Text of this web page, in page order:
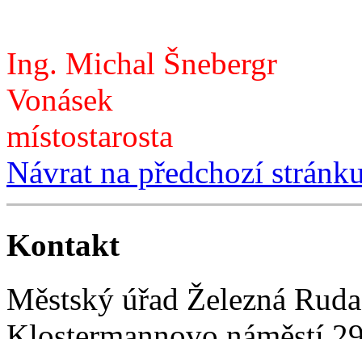
Ing. Michal Šnebergr
Vonásek
místostarosta
Návrat na předchozí
Kontakt
Městský úřad Železná Ruda